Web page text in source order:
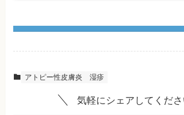
アトピー性皮膚炎 湿疹
気軽にシェアしてくだ